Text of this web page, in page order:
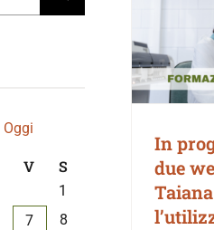
In
due
Oggi
V S
1
7
8